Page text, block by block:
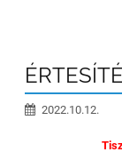
2022.10.12.